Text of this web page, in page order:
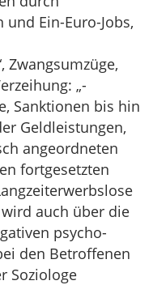
Ein-Euro-Jobs,
Zwangsumzüge,
„-
Sanktionen bis hin
Geldleistungen,
angeordneten
fortgesetzten
auch über die
psycho-
den Betroffenen
Soziologe